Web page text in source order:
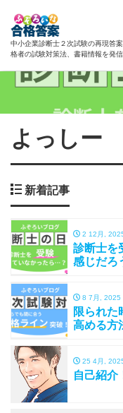
中小企業診断士２次試験の再現答
格者の試験対策法、書籍情報を発信
よっしー
新着記事
2 12月,
診断士を
感じだろ
8 7月, 2025
限られた
高める方
25 4月,
自己紹介